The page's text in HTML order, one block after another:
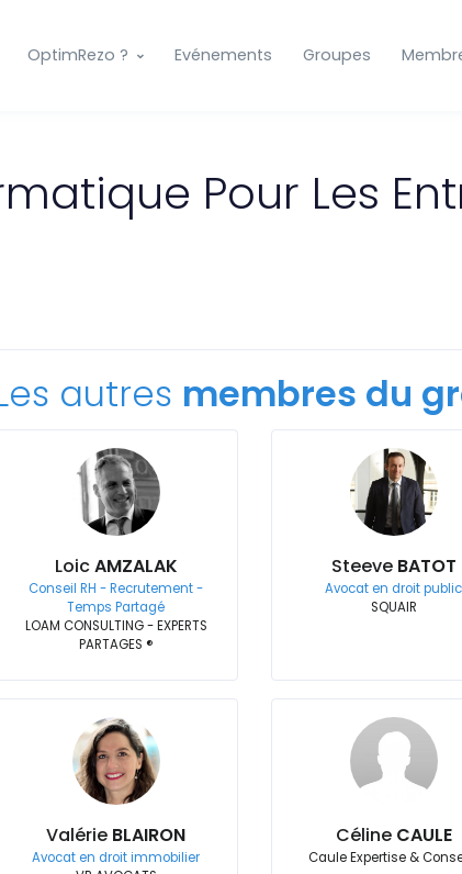
OptimRezo ? Evénements Groupes
Pour Les
autres membres du
LoicAMZALAK
Conseil RH - Recrutement -
Temps Partagé
LOAM CONSULTING - EXPERTS
PARTAGES ®
Steeve BATOT
Avocat en droit public
SQUAIR
Valérie BLAIRON
Avocat en droit immobilier
Céline CAULE
Caule Expertise &